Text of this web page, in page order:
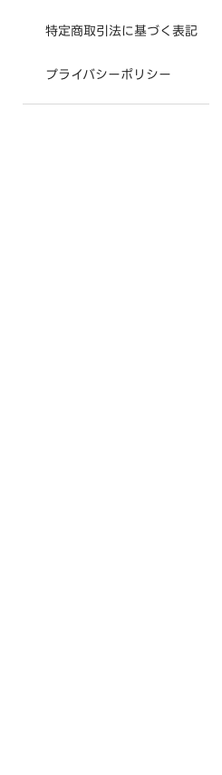
特定商取引法に基づく表記
プライバシーポリシー